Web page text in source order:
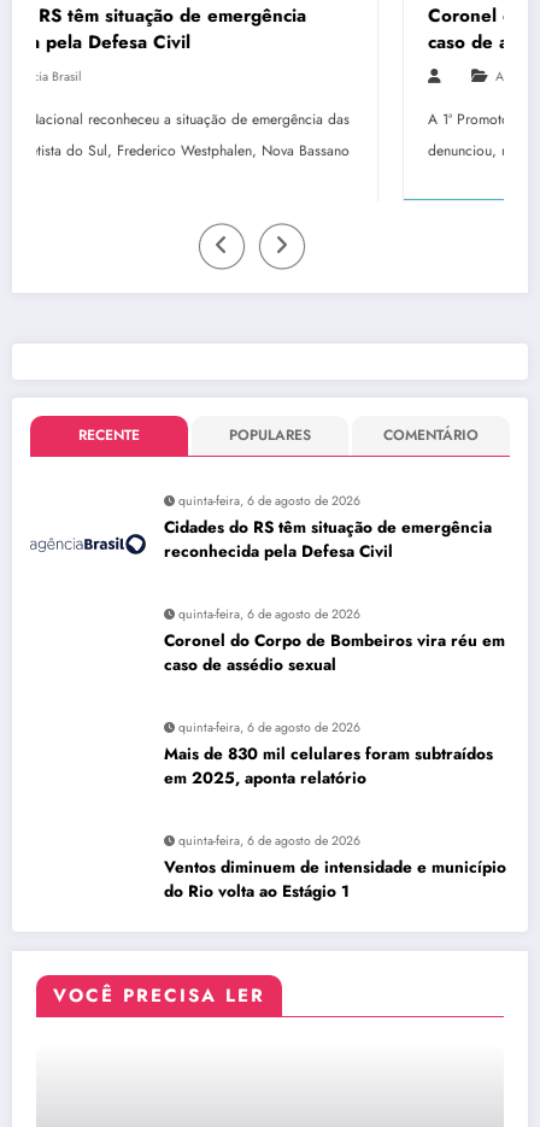
de emergência das
Nova Bassano
Coronel do Corpo de Bombeiros vira
A 1ª Promotoria de Justiça junto à Auditoria da
denunciou, na terça-feira (4), o coronel do Corpo
RECENTE POPULARES COMENTÁRIO
quinta-feira, 6 de agosto de 2026
Cidades do RS têm situação de emergência
reconhecida pela Defesa Civil
quinta-feira, 6 de agosto de 2026
Coronel do Corpo de Bombeiros vira réu em
caso de assédio sexual
quinta-feira, 6 de agosto de 2026
Mais de 830 mil celulares foram subtraídos
em 2025, aponta relatório
quinta-feira, 6 de agosto de 2026
Ventos diminuem de intensidade e município
do Rio volta ao Estágio 1
VOCÊ PRECISA LER